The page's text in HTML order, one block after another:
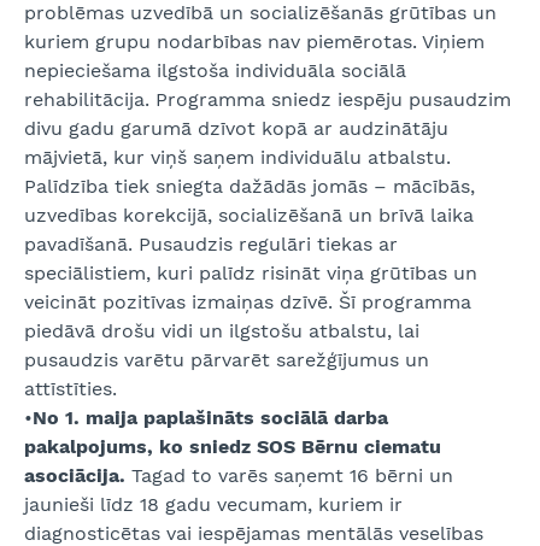
problēmas uzvedībā un socializēšanās grūtības un
kuriem grupu nodarbības nav piemērotas. Viņiem
nepieciešama ilgstoša individuāla sociālā
rehabilitācija. Programma sniedz iespēju pusaudzim
divu gadu garumā dzīvot kopā ar audzinātāju
mājvietā, kur viņš saņem individuālu atbalstu.
Palīdzība tiek sniegta dažādās jomās – mācībās,
uzvedības korekcijā, socializēšanā un brīvā laika
pavadīšanā. Pusaudzis regulāri tiekas ar
speciālistiem, kuri palīdz risināt viņa grūtības un
veicināt pozitīvas izmaiņas dzīvē. Šī programma
piedāvā drošu vidi un ilgstošu atbalstu, lai
pusaudzis varētu pārvarēt sarežģījumus un
attīstīties.
•No 1. maija paplašināts sociālā darba
pakalpojums, ko sniedz SOS Bērnu ciematu
asociācija. Tagad to varēs saņemt 16 bērni un
jaunieši līdz 18 gadu vecumam, kuriem ir
diagnosticētas vai iespējamas mentālās veselības